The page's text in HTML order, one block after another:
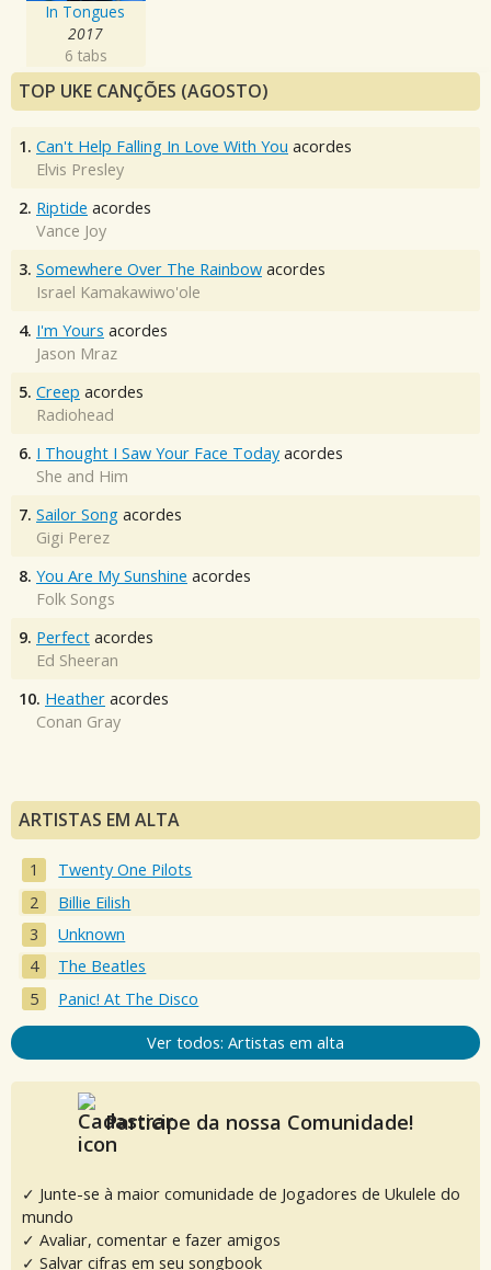
In Tongues
2017
6 tabs
TOP UKE CANÇÕES (AGOSTO)
1. Can't Help Falling In Love With You acordes
Elvis Presley
2. Riptide acordes
Vance Joy
3. Somewhere Over The Rainbow acordes
Israel Kamakawiwo'ole
4. I'm Yours acordes
Jason Mraz
5. Creep acordes
Radiohead
6. I Thought I Saw Your Face Today acordes
She and Him
7. Sailor Song acordes
Gigi Perez
8. You Are My Sunshine acordes
Folk Songs
9. Perfect acordes
Ed Sheeran
10. Heather acordes
Conan Gray
ARTISTAS EM ALTA
Twenty One Pilots
Billie Eilish
Unknown
The Beatles
Panic! At The Disco
Ver todos: Artistas em alta
Participe da nossa Comunidade!
✓ Junte-se à maior comunidade de Jogadores de Ukulele do
mundo
✓ Avaliar, comentar e fazer amigos
✓ Salvar cifras em seu songbook